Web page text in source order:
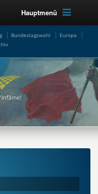
Hauptmenü
Bundestagswahl
Europa